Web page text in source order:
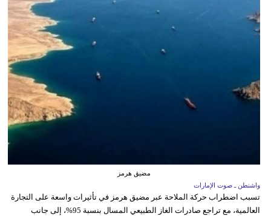
مضيق هرمز
واشنطن ـ صوت الإمارات
تسبب اضطراب حركة الملاحة عبر مضيق هرمز في تأثيرات واسعة على التجارة
العالمية، مع تراجع صادرات الغاز الطبيعي المسال بنسبة 95%، إلى جانب